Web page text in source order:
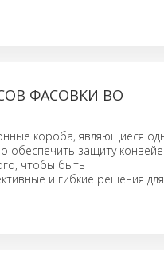
ФАСОВКИ ВО
короба, являющиеся
обеспечить защиту
чтобы быть
и гибкие решения для